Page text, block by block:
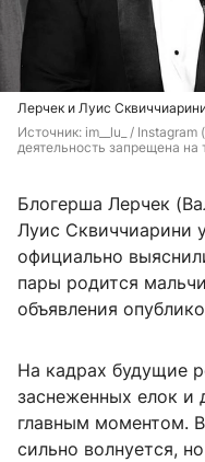
Лерчек и Луис
Источник: im__lu_ / Instagram
деятельность запрещена на
Блогерша Лерчек
Луис Сквиччиарини
официально
пары родится
объявления
На кадрах будущие
заснеженных елок и
главным моментом.
сильно волнуется,